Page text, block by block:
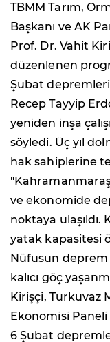
TBMM Tarım,
Başkanı ve AK
Prof. Dr. Vahit
düzenlenen
Şubat
Recep Tayyip
yeniden inşa
söyledi. Üç yıl
hak sahiplerine
ve ekonomide
noktaya ulaşıldı.
yatak kapasitesi
Nüfusun deprem
kalıcı göç
Kirişçi, Turkuvaz
Ekonomisi
6 Şubat